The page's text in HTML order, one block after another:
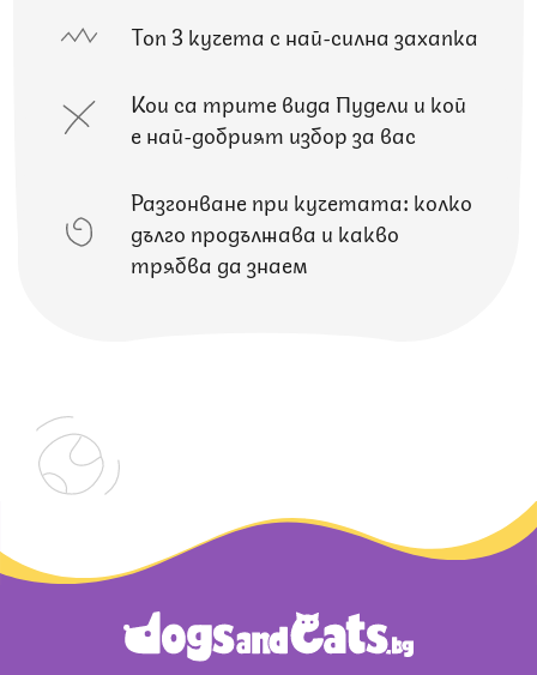
Топ 3 кучета с най-силна захапка
Кои са трите вида Пудели и кой
е най-добрият избор за вас
Разгонване при кучетата: колко
дълго продължава и какво
трябва да знаем